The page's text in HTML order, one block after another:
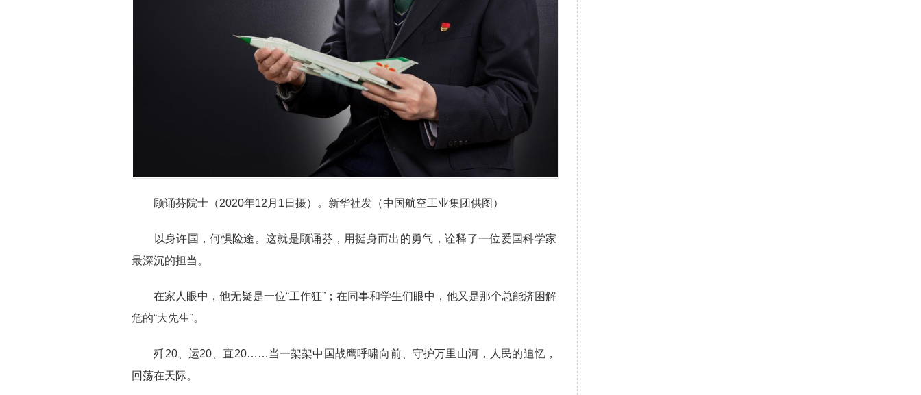
顾诵芬院士（2020年12月1日摄）。新华社发（中国航空工业集团供图）
以身许国，何惧险途。这就是顾诵芬，用挺身而出的勇气，诠释了一位爱国科学家
最深沉的担当。
在家人眼中，他无疑是一位“工作狂”；在同事和学生们眼中，他又是那个总能济困解
危的“大先生”。
歼20、运20、直20……当一架架中国战鹰呼啸向前、守护万里山河，人民的追忆，
回荡在天际。